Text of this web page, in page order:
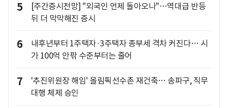
5
[주간증시전망] "외국인 언제 돌아오나"…역대급 반등
뒤 더 막막해진 증시
6
내후년부터 1주택자·3주택자 종부세 격차 커진다… 시
가 100억 안팎 수준부터는 줄어
7
'추진위원장 해임' 올림픽선수촌 재건축… 송파구, 직무
대행 체제 승인